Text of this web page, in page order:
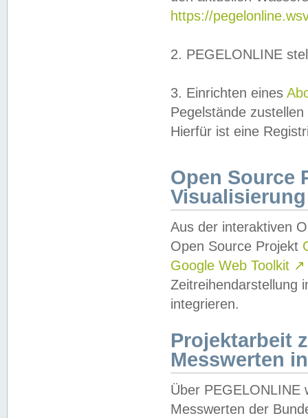
https://
2. PEGELONLINE
3. Einrichten eines
Pegelstände
Hierfür ist eine
Open Source
Visualisierung
Aus der interaktiven
Open Source Projekt
Google Web Toolkit ↗
Zeitreihendarstellung
integrieren.
Projektarbeit
Messwerten
Über PEGELONLINE
Messwerten der